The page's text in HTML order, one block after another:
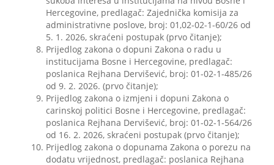
Hercegovine, predlagač: Zajednička komisija za
administrativne poslove, broj: 01,02-02-1-60/26 od
5. 1. 2026, skraćeni postupak (prvo čitanje);
Prijedlog zakona o dopuni Zakona o radu u
institucijama Bosne i Hercegovine, predlagač:
poslanica Rejhana Dervišević, broj: 01-02-1-485/26
od 9. 2. 2026. (prvo čitanje);
Prijedlog zakona o izmjeni i dopuni Zakona o
carinskoj politici Bosne i Hercegovine, predlagač:
poslanica Rejhana Dervišević, broj: 01-02-1-564/26
od 16. 2. 2026, skraćeni postupak (prvo čitanje);
Prijedlog zakona o dopunama Zakona o porezu na
dodatu vrijednost, predlagač: poslanica Rejhana